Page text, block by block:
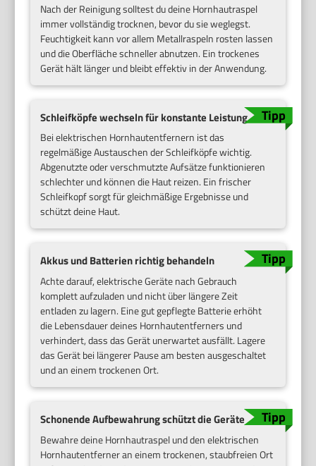
Nach der Reinigung solltest du deine Hornhautraspel
immer vollständig trocknen, bevor du sie weglegst.
Feuchtigkeit kann vor allem Metallraspeln rosten lassen
und die Oberfläche schneller abnutzen. Ein trockenes
Gerät hält länger und bleibt effektiv in der Anwendung.
Schleifköpfe wechseln für konstante Leistung
Bei elektrischen Hornhautentfernern ist das
regelmäßige Austauschen der Schleifköpfe wichtig.
Abgenutzte oder verschmutzte Aufsätze funktionieren
schlechter und können die Haut reizen. Ein frischer
Schleifkopf sorgt für gleichmäßige Ergebnisse und
schützt deine Haut.
Akkus und Batterien richtig behandeln
Achte darauf, elektrische Geräte nach Gebrauch
komplett aufzuladen und nicht über längere Zeit
entladen zu lagern. Eine gut gepflegte Batterie erhöht
die Lebensdauer deines Hornhautentferners und
verhindert, dass das Gerät unerwartet ausfällt. Lagere
das Gerät bei längerer Pause am besten ausgeschaltet
und an einem trockenen Ort.
Schonende Aufbewahrung schützt die Geräte
Bewahre deine Hornhautraspel und den elektrischen
Hornhautentferner an einem trockenen, staubfreien Ort